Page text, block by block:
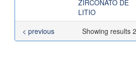
ZIRCONATO DE
LITIO
Showing results
< previous